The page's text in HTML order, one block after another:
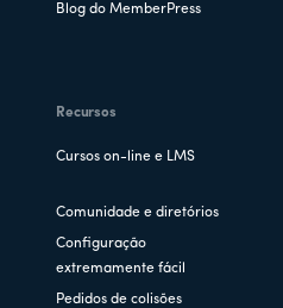
Blog do MemberPress
Recursos
Cursos on-line e LMS
Comunidade e diretórios
Configuração
extremamente fácil
Pedidos de colisões